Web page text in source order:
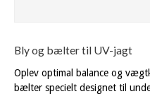
Bly og bælter til UV-jagt
Oplev optimal balance og
bælter specielt designet til